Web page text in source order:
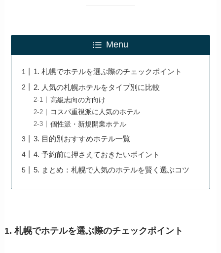
Menu
1. 札幌でホテルを選ぶ際のチェックポイント
2. 人気の札幌ホテルをタイプ別に比較
高級志向の方向け
コスパ重視派に人気のホテル
個性派・新規開業ホテル
3. 目的別おすすめホテル一覧
4. 予約前に押さえておきたいポイント
5. まとめ：札幌で人気のホテルを賢く選ぶコツ
1. 札幌でホテルを選ぶ際のチェックポイント